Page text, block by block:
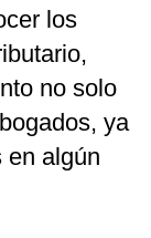
los
no solo
ya
en algún